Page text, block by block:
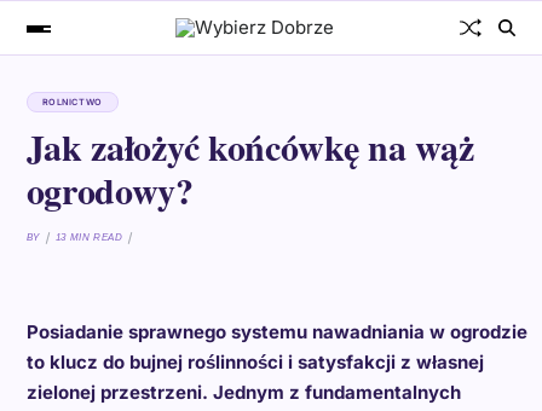
ROLNICTWO
Jak założyć końcówkę na wąż
ogrodowy?
BY 13 MIN READ
Posiadanie sprawnego systemu nawadniania w ogrodzie
to klucz do bujnej roślinności i satysfakcji z własnej
zielonej przestrzeni. Jednym z fundamentalnych